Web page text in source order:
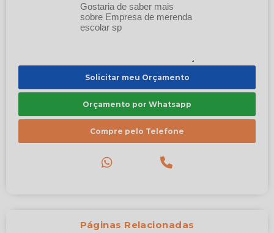
Solicitar meu Orçamento
Orçamento por Whatsapp
Compre pelo Telefone
Páginas Relacionadas